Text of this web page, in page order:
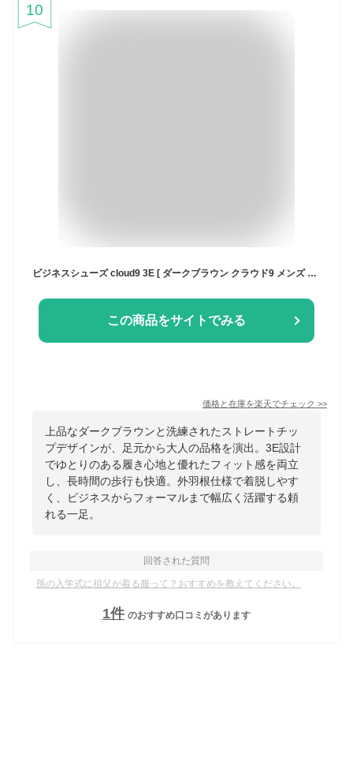
10
この商品をサイトでみる
価格と在庫を楽天でチェック >>
上品なダークブラウンと洗練されたストレートチッ
プデザインが、足元から大人の品格を演出。3E設計
でゆとりのある履き心地と優れたフィット感を両立
し、長時間の歩行も快適。外羽根仕様で着脱しやす
く、ビジネスからフォーマルまで幅広く活躍する頼
れる一足。
回答された質問
孫の入学式に祖父が着る服って？おすすめを教えてください。
1件 のおすすめ口コミがあります